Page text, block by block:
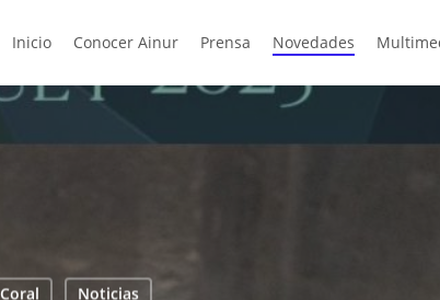
Inicio Conocer Ainur Prensa Novedades
Noticias